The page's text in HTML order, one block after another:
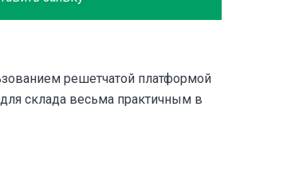
решетчатой платформой
склада весьма практичным в